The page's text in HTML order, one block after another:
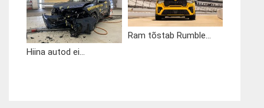
Hiina autod ei...
Ram tõstab Rumble...